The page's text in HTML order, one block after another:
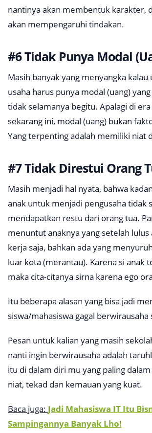
nantinya akan membentuk karakter,
akan mempengaruhi tindakan.
#6 Tidak Punya Modal
Masih banyak yang menyangka
usaha harus punya modal (uang)
tidak selamanya begitu. Apalagi di
sekarang ini, modal (uang) bukan
Yang terpenting adalah memiliki niat
#7 Tidak Direstui Orang
Masih menjadi hal nyata, bahwa
anak untuk menjadi pengusaha tidak
mendapatkan restu dari orang tua.
menuntut anaknya yang setelah lulus
kerja saja, bahkan ada yang
luar kota (merantau). Karena si anak
maka cita-citanya sirna karena ego
Itu beberapa alasan yang bisa jadi
siswa/mahasiswa gagal berwirausaha
Pesan untuk kalian yang masih
nanti ingin berwirausaha adalah
itu di dalam diri mu yang paling
niat, tekad dan kemauan yang kuat.
Baca juga: Jadi Mahasiswa IT Itu
Sampingannya Banyak Lho!